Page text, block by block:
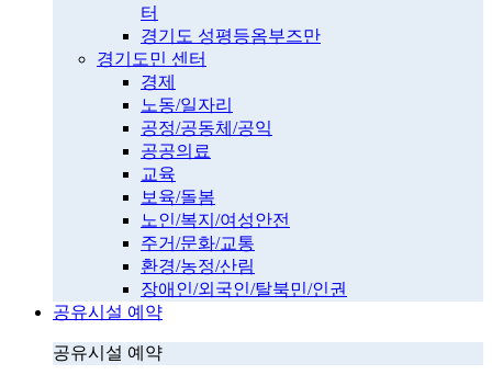
터
경기도 성평등옴부즈만
경기도민 센터
경제
노동/일자리
공정/공동체/공익
공공의료
교육
보육/돌봄
노인/복지/여성안전
주거/문화/교통
환경/농정/산림
장애인/외국인/탈북민/인권
공유시설 예약
공유시설 예약